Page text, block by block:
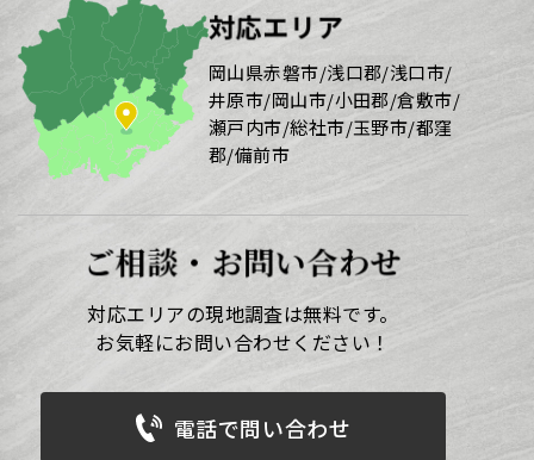
対応エリア
岡山県赤磐市/浅口郡/浅口市/
井原市/岡山市/小田郡/倉敷市/
瀬戸内市/総社市/玉野市/都窪
郡/備前市
ご相談・お問い合わせ
対応エリアの現地調査は無料です。
お気軽にお問い合わせください！
電話で問い合わせ